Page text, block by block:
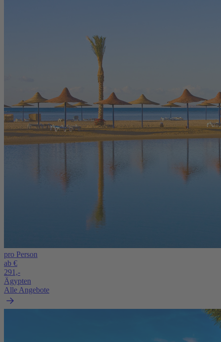
pro Person
ab €
291,-
Ägypten
Alle Angebote